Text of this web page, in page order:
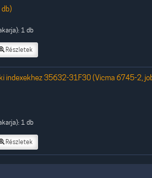
1 db
Részletek
indexekhez 35632-31F30 (Vicma 6745-2,
1 db
Részletek